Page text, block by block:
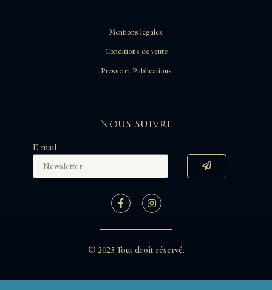
Mentions légales
Conditions de vente
Presse et Publications
Nous suivre
E-mail
© 2023 Tout droit réservé.